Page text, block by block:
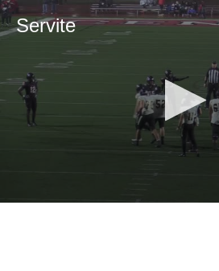
Servite